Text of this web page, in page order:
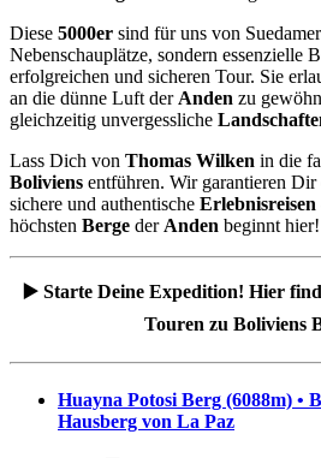
Diese 5000er sind für uns von
Nebenschauplätze, sondern essenzielle
erfolgreichen und sicheren Tour. Sie
an die dünne Luft der Anden zu
gleichzeitig unvergessliche
Lass Dich von Thomas Wilken in die
Boliviens entführen. Wir garantieren Dir
sichere und authentische Erlebnisreisen
höchsten Berge der Anden beginnt hier!
▶️ Starte Deine Expedition! Hier
Touren zu Boliviens
Huayna Potosi Berg (6088m) •
Hausberg von La Paz